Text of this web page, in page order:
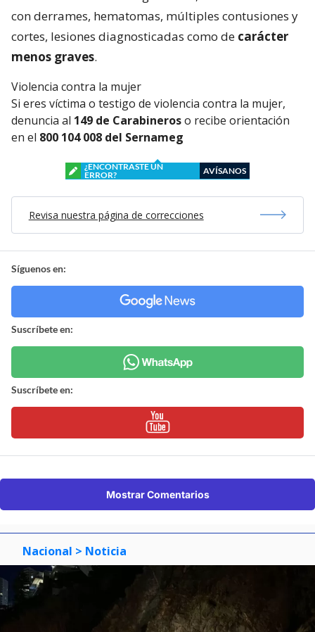
con derrames, hematomas, múltiples contusiones y
cortes, lesiones diagnosticadas como de carácter
menos graves.
Violencia contra la mujer
Si eres víctima o testigo de violencia contra la mujer,
denuncia al 149 de Carabineroso recibe orientación
en el 800 104 008 del Sernameg
¿ENCONTRASTE UN
ERROR?
AVÍSANOS
Revisa nuestra página de correcciones
Síguenos en:
Suscríbete en:
Suscríbete en:
Mostrar Comentarios
Nacional > Noticia